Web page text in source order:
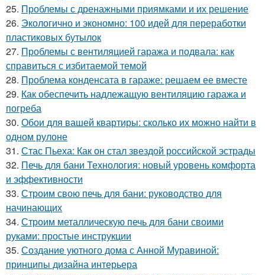
25. Проблемы с дренажными приямками и их решение
26. Экологично и экономно: 100 идей для переработки
пластиковых бутылок
27. Проблемы с вентиляцией гаража и подвала: как
справиться с избитаемой темой
28. Проблема конденсата в гараже: решаем ее вместе
29. Как обеспечить надлежащую вентиляцию гаража и
погреба
30. Обои для вашей квартиры: сколько их можно найти в
одном рулоне
31. Стас Пьеха: Как он стал звездой российской эстрады
32. Печь для бани Технология: новый уровень комфорта
и эффективности
33. Строим свою печь для бани: руководство для
начинающих
34. Строим металлическую печь для бани своими
руками: простые инструкции
35. Создание уютного дома с Анной Муравиной:
принципы дизайна интерьера